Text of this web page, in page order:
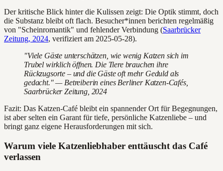
Der kritische Blick hinter die Kulissen zeigt: Die Optik stimmt, doch
die Substanz bleibt oft flach. Besucher*innen berichten regelmäßig
von "Scheinromantik" und fehlender Verbindung (Saarbrücker
Zeitung, 2024, verifiziert am 2025-05-28).
"Viele Gäste unterschätzen, wie wenig Katzen sich im
Trubel wirklich öffnen. Die Tiere brauchen ihre
Rückzugsorte – und die Gäste oft mehr Geduld als
gedacht." — Betreiberin eines Berliner Katzen-Cafés,
Saarbrücker Zeitung, 2024
Fazit: Das Katzen-Café bleibt ein spannender Ort für Begegnungen,
ist aber selten ein Garant für tiefe, persönliche Katzenliebe – und
bringt ganz eigene Herausforderungen mit sich.
Warum viele Katzenliebhaber enttäuscht das Café
verlassen